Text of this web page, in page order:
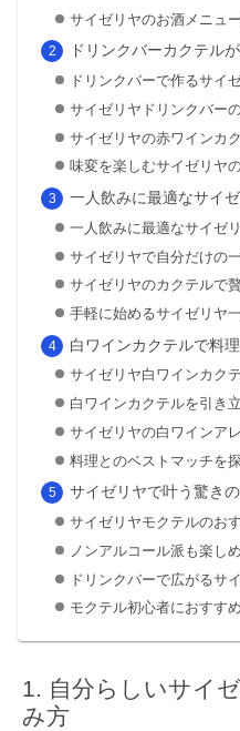
サイゼリヤのお酒メニュ
ドリンクバーカクテル
ドリンクバーで作るサイ
サイゼリヤドリンクバー
サイゼリヤの赤ワインカ
味変を楽しむサイゼリヤ
一人飲みに最適なサイ
一人飲みに最適なサイゼ
サイゼリヤで自分だけの
サイゼリヤのカクテルで
手軽に始めるサイゼリヤ
白ワインカクテルで料
サイゼリヤ白ワインカク
白ワインカクテルを引き
サイゼリヤの白ワインア
料理とのベストマッチを
サイゼリヤで叶う驚き
サイゼリヤモクテルのお
ノンアルコール派も楽し
ドリンクバーで広がるサ
モクテル初心者におすす
自分らしいサイ
み方